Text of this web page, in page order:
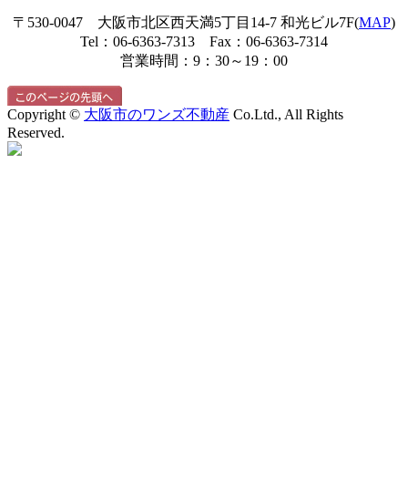
〒530-0047 大阪市北区西天満5丁目14-7 和光ビル7F(MAP)
Tel：06-6363-7313 Fax：06-6363-7314
営業時間：9：30～19：00
Copyright © 大阪市のワンズ不動産 Co.Ltd., All Rights
Reserved.